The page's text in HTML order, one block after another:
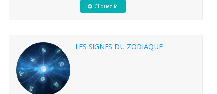
Cliquez ici
LES SIGNES DU ZODIAQUE